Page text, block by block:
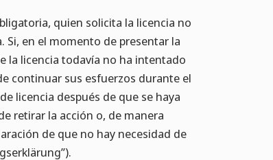
quien solicita la licencia no
Si, en el momento de presentar la
la licencia todavía no ha intentado
continuar sus esfuerzos durante el
licencia después de que se haya
retirar la acción o, de manera
de que no hay necesidad de